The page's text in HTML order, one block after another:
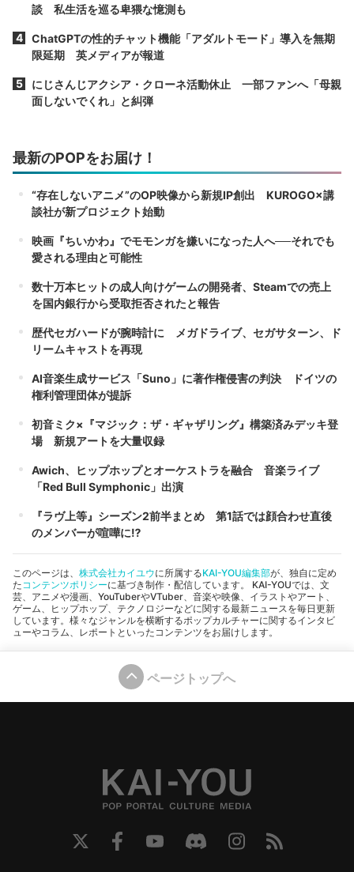
談 私生活を巡る卑猥な憶測も
ChatGPTの性的チャット機能「アダルトモード」導入を無期
限延期 英メディアが報道
にじさんじアクシア・クローネ活動休止 一部ファンへ「母親
面しないでくれ」と糾弾
最新のPOPをお届け！
“存在しないアニメ”のOP映像から新規IP創出 KUROGO×講
談社が新プロジェクト始動
映画『ちいかわ』でモモンガを嫌いになった人へ──それでも
愛される理由と可能性
数十万本ヒットの成人向けゲームの開発者、Steamでの売上
を国内銀行から受取拒否されたと報告
歴代セガハードが腕時計に メガドライブ、セガサターン、ド
リームキャストを再現
AI音楽生成サービス「Suno」に著作権侵害の判決 ドイツの
権利管理団体が提訴
初音ミク×『マジック：ザ・ギャザリング』構築済みデッキ登
場 新規アートを大量収録
Awich、ヒップホップとオーケストラを融合 音楽ライブ
「Red Bull Symphonic」出演
『ラヴ上等』シーズン2前半まとめ 第1話では顔合わせ直後
のメンバーが喧嘩に⁉︎
このページは、 株式会社カイユウに所属するKAI-YOU編集部が、独自に定め
た コンテンツポリシーに基づき制作・配信しています。 KAI-YOUでは、文
芸、アニメや漫画、YouTuberやVTuber、音楽や映像、イラストやアート、
ゲーム、ヒップホップ、テクノロジーなどに関する最新ニュースを毎日更新
しています。様々なジャンルを横断するポップカルチャーに関するインタビ
ューやコラム、レポートといったコンテンツをお届けします。
ページトップへ